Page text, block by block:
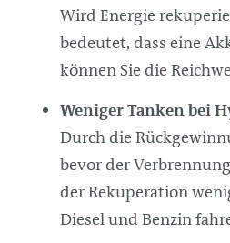
Wird Energie
bedeutet, dass eine
können Sie die
Weniger Tanken bei
Durch die
bevor der
der Rekuperation
Diesel und Benzin